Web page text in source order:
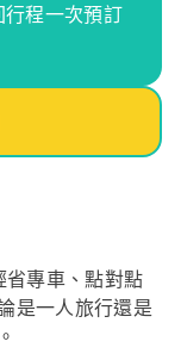
程一次預訂
專車、點對點
是一人旅行還是